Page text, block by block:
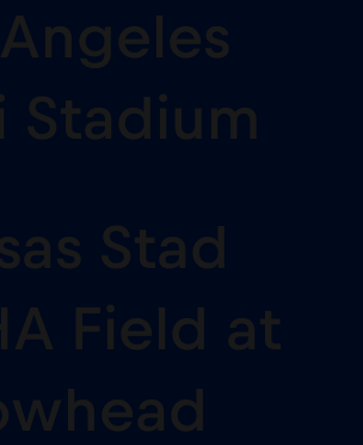
Stadium
Stad
Field at